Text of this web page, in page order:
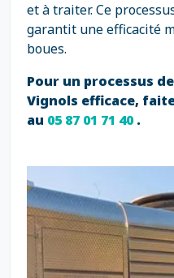
et à traiter. Ce
garantit une efficacité
boues.
Pour un processus
Vignols efficace,
au 05 87 01 71 40.